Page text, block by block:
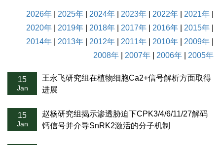
2026年 2025年 2024年 2023年 2022年 2021年
2020年
2019年 2018年 2017年 2016年 2015年
2014年
2013年 2012年 2011年 2010年 2009年
2008年
2007年 2006年 2005年
15
Jan
王永飞研究组在植物细胞Ca2+信号解析方面取得
进展
15
Jan
赵杨研究组揭示渗透胁迫下CPK3/4/6/11/27解码
钙信号并介导SnRK2激活的分子机制